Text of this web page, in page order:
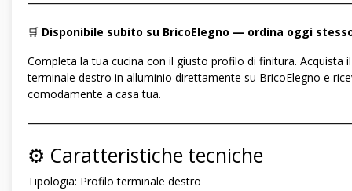
🛒 Disponibile subito su BricoElegno — ordina oggi
Completa la tua cucina con il giusto profilo di finitura. Acquista il
terminale destro in alluminio direttamente su BricoElegno e
comodamente a casa tua.
⚙️ Caratteristiche tecniche
Tipologia: Profilo terminale destro